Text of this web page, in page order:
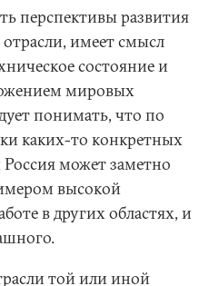
перспективы развития
имеет смысл
состояние и
мировых
понимать, что по
каких-то конкретных
может заметно
высокой
в других областях, и
той или иной